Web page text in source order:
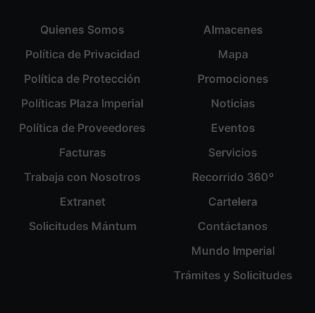
Quienes Somos
Política de Privacidad
Política de Protección
Políticas Plaza Imperial
Política de Proveedores
Facturas
Trabaja con Nosotros
Extranet
Solicitudes Mántum
Almacenes
Mapa
Promociones
Noticias
Eventos
Servicios
Recorrido 360º
Cartelera
Contáctanos
Mundo Imperial
Trámites y Solicitudes